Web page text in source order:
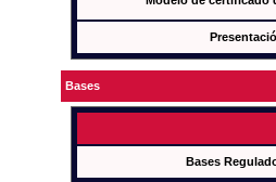
Bases
Bases